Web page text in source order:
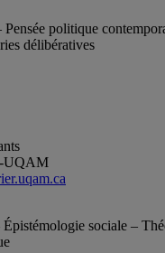
Pensée politique
délibératives
UQAM
sociale –